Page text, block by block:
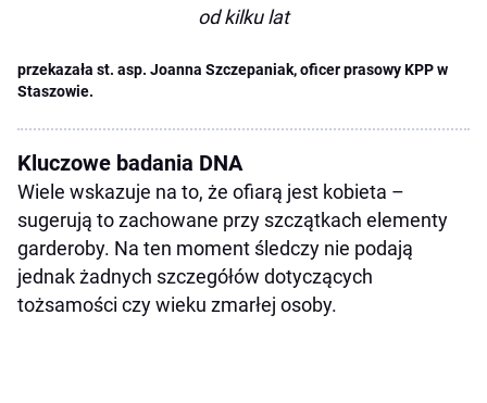
od kilku lat
przekazała st. asp. Joanna Szczepaniak, oficer prasowy KPP w
Staszowie.
Kluczowe badania DNA
Wiele wskazuje na to, że ofiarą jest kobieta –
sugerują to zachowane przy szczątkach elementy
garderoby. Na ten moment śledczy nie podają
jednak żadnych szczegółów dotyczących
tożsamości czy wieku zmarłej osoby.